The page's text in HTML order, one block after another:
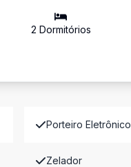
2 Dormitórios
Porteiro Eletrônico
Zelador